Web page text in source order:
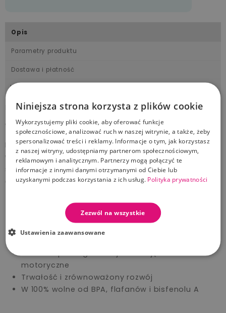
Opis
Parametry produktu
Dostawa i płatność
Informacje o producencie
Label label Gryzak silikonowy Księżyc niebieski
Wysoka jakość w zgodzie z naturą!
Kolekcja Label Label Silicone wykonana jest z
wysokiej jakości drewna FSC i nietoksycznego
silikonu. To połaczenie zapewnia stylowy, estetyczny
design, który jest trwały i przyjazny dla środowiska.
Zęby/żucie: pomaga łagodzić bół dziąseł
Stymulacja sensoryczna: pomaga stymulować i
rozwijać zmysł dotyku
motoryczne
Trwałość i zrównoważony rozwój
W 100% wolne od BPA, flafanów i bisfenolu A
Niniejsza strona korzysta z plików cookie
Wykorzystujemy pliki cookie, aby oferować funkcje
społecznościowe, analizować ruch w naszej witrynie, a także, żeby
spersonalizować treści i reklamy. Informacje o tym, jak korzystasz
z naszej witryny, udostępniamy partnerom społecznościowym,
reklamowym i analitycznym. Partnerzy mogą połączyć te
informacje z innymi danymi otrzymanymi od Ciebie lub
uzyskanymi podczas korzystania z ich usług. Polityka prywatności
Zezwól na wszystkie
Ustawienia zaawansowane